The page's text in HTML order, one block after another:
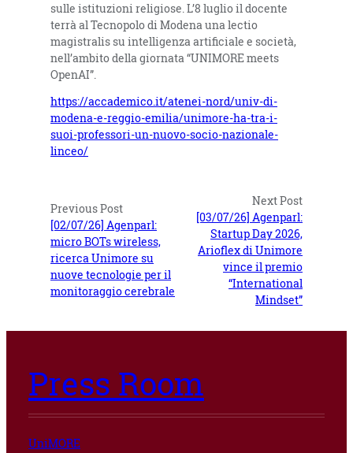
sulle istituzioni religiose. L’8 luglio il docente
terrà al Tecnopolo di Modena una lectio
magistralis su intelligenza artificiale e società,
nell’ambito della giornata “UNIMORE meets
OpenAI”.
https://accademico.it/atenei-nord/univ-di-
modena-e-reggio-emilia/unimore-ha-tra-i-
suoi-professori-un-nuovo-socio-nazionale-
linceo/
Previous Post
[02/07/26] Agenparl:
micro BOTs wireless,
ricerca Unimore su
nuove tecnologie per il
monitoraggio cerebrale
Next Post
[03/07/26] Agenparl:
Startup Day 2026,
Arioflex di Unimore
vince il premio
“International
Mindset”
Press Room
UniMORE